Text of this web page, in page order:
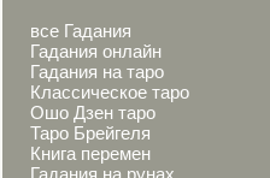
все Гадания
Гадания онлайн
Гадания на таро
Классическое таро
Ошо Дзен таро
Таро Брейгеля
Книга перемен
Гадания на рунах